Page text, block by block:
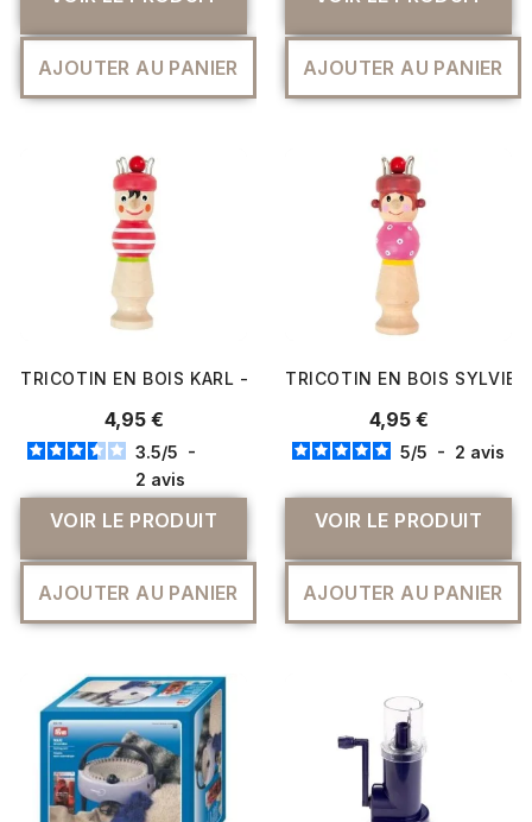
AJOUTER AU PANIER AJOUTER AU PANIER
TRICOTIN EN BOIS KARL - RICO DESIGN
4,95 €
3.5/5 -
2 avis
VOIR LE PRODUIT
AJOUTER AU PANIER
TRICOTIN EN BOIS SYLVIE
4,95 €
5/5 - 2 avis
VOIR LE PRODUIT
AJOUTER AU PANIER